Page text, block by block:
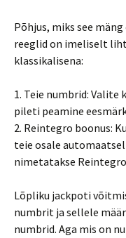
Põhjus, miks see
reeglid on imeliselt
klassikalisena:
1. Teie numbrid: Valite
pileti peamine
2. Reintegro boonus:
teie osale
nimetatakse
Lõpliku jackpoti
numbrit ja sellele
numbrid. Aga mis on